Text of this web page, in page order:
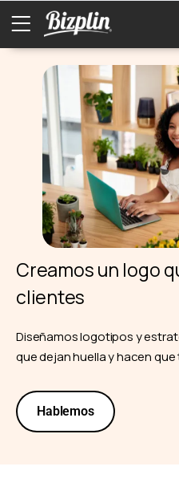
Creamos un logo
clientes
Diseñamos logotipos y
que dejan huella y hacen
Hablemos